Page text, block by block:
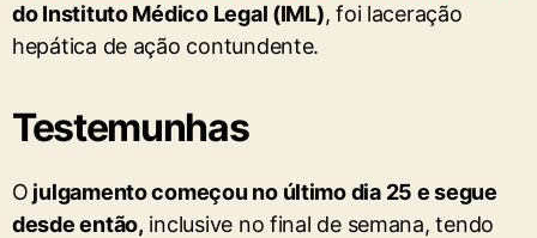
do Instituto Médico Legal (IML), foi laceração
hepática de ação contundente.
Testemunhas
O julgamento começou no último dia 25 e segue
desde então, inclusive no final de semana, tendo